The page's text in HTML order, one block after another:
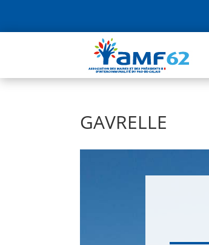
GAVRELLE